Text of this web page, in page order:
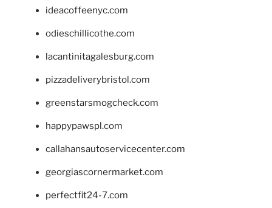
ideacoffeenyc.com
odieschillicothe.com
lacantinitagalesburg.com
pizzadeliverybristol.com
greenstarsmogcheck.com
happypawspl.com
callahansautoservicecenter.com
georgiascornermarket.com
perfectfit24-7.com